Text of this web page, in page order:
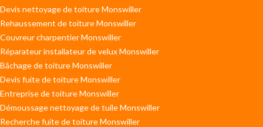
Devis nettoyage de toiture Monswiller
Rehaussement de toiture Monswiller
Couvreur charpentier Monswiller
Réparateur installateur de velux Monswiller
Bâchage de toiture Monswiller
Devis fuite de toiture Monswiller
Entreprise de toiture Monswiller
Démoussage nettoyage de tuile Monswiller
Recherche fuite de toiture Monswiller